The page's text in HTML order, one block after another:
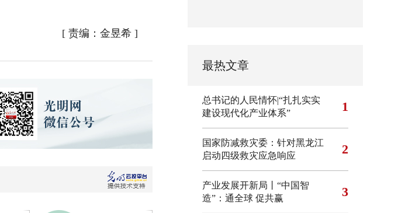
[ 责编：金昱希]
最热文章
总书记的人民情怀|“扎扎实实
建设现代化产业体系”
1
国家防减救灾委：针对黑龙江
启动四级救灾应急响应
2
产业发展开新局丨“中国智
造”：通全球 促共赢
3